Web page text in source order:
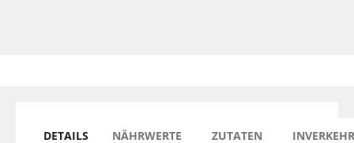
DETAILS NÄHRWERTE
ZUTATEN